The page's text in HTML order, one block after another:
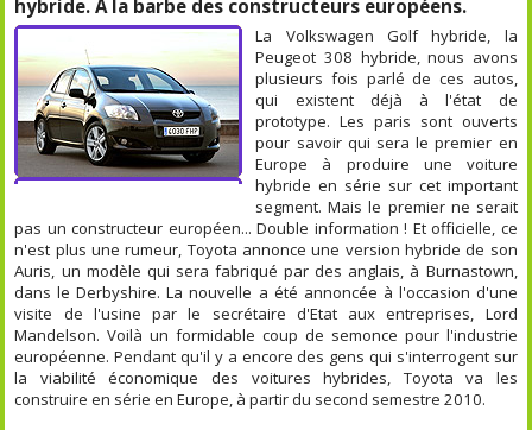
hybride. A la barbe des constructeurs européens.
La Volkswagen Golf hybride, la
Peugeot 308 hybride, nous avons
plusieurs fois parlé de ces autos,
qui existent déjà à l'état de
prototype. Les paris sont ouverts
pour savoir qui sera le premier en
Europe à produire une voiture
hybride en série sur cet important
segment. Mais le premier ne serait
pas un constructeur européen... Double information ! Et officielle, ce
n'est plus une rumeur, Toyota annonce une version hybride de son
Auris, un modèle qui sera fabriqué par des anglais, à Burnastown,
dans le Derbyshire. La nouvelle a été annoncée à l'occasion d'une
visite de l'usine par le secrétaire d'Etat aux entreprises, Lord
Mandelson. Voilà un formidable coup de semonce pour l'industrie
européenne. Pendant qu'il y a encore des gens qui s'interrogent sur
la viabilité économique des voitures hybrides, Toyota va les
construire en série en Europe, à partir du second semestre 2010.